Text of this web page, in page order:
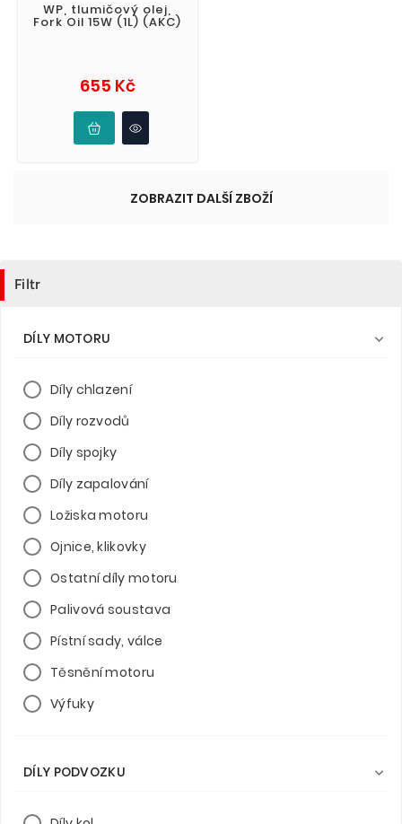
WP, tlumičový olej,
Fork Oil 15W (1L) (AKC)
655 KčCena
ZOBRAZIT DALŠÍ ZBOŽÍ
Filtr
DÍLY MOTORU 
Díly chlazení
Díly rozvodů
Díly spojky
Díly zapalování
Ložiska motoru
Ojnice, klikovky
Ostatní díly motoru
Palivová soustava
Pístní sady, válce
Těsnění motoru
Výfuky
DÍLY PODVOZKU 